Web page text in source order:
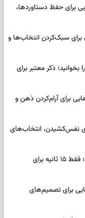
۱۶ مرداد ۱۴۰۵ | کارت‌هایی برای حفظ دستاوردها،
جمعه ۱۶ مرداد ۱۴۰۵ | روزی برای سبک‌کردن انتخاب‌ها و
ذکر معتبر برای
جمعه ۱۶ مرداد ۱۴۰۵ | پیام‌هایی برای آرام‌کردن ذهن و
۱۶ مرداد ۱۴۰۵ | روزی برای نفس‌کشیدن، انتخاب‌های
بازی فکری | تکه پیتزا میان سبزیجات قایم شده؛ فقط ۱۵ ثانیه برای
۱۵ مرداد ۱۴۰۵ | نیت‌هایی برای تصمیم‌های